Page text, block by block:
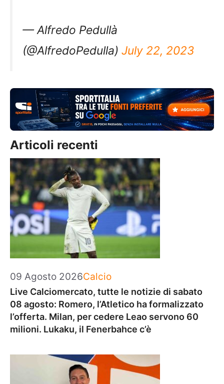
— Alfredo Pedullà
(@AlfredoPedulla) July 22, 2023
Articoli recenti
09 Agosto 2026Categorie
Calcio
Live Calciomercato, tutte le notizie di sabato
08 agosto: Romero, l’Atletico ha formalizzato
l’offerta. Milan, per cedere Leao servono 60
milioni. Lukaku, il Fenerbahce c’è